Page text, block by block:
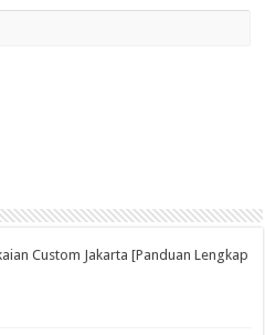
Custom Jakarta [Panduan Lengkap